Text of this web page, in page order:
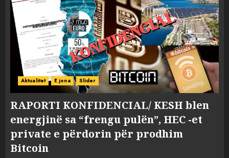
Aktualitet E jona Slider
RAPORTI KONFIDENCIAL/ KESH blen
energjinë sa “frengu pulën”, HEC -et
private e përdorin për prodhim
Bitcoin